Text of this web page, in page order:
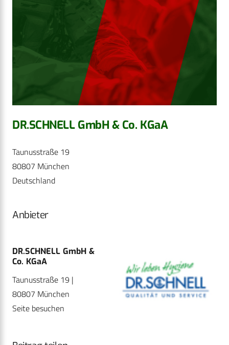
DR.SCHNELL GmbH & Co. KGaA
Taunusstraße 19
80807 München
Deutschland
Anbieter
DR.SCHNELL GmbH &
Co. KGaA
Taunusstraße 19 |
80807 München
Seite besuchen